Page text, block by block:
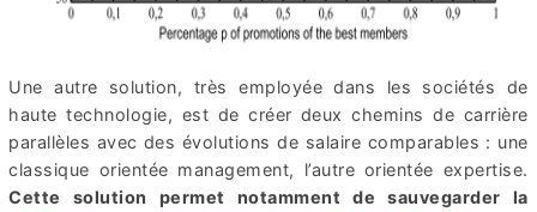
Une autre solution, très employée dans les sociétés de
haute technologie, est de créer deux chemins de carrière
parallèles avec des évolutions de salaire comparables : une
classique orientée management, l’autre orientée expertise.
Cette solution permet notamment de sauvegarder la